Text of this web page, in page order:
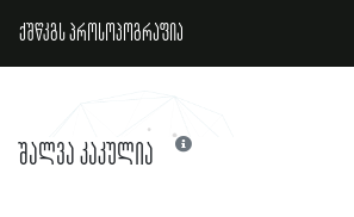
ქშწკგს პროსოპოგრაფია
შალვა კაკულია